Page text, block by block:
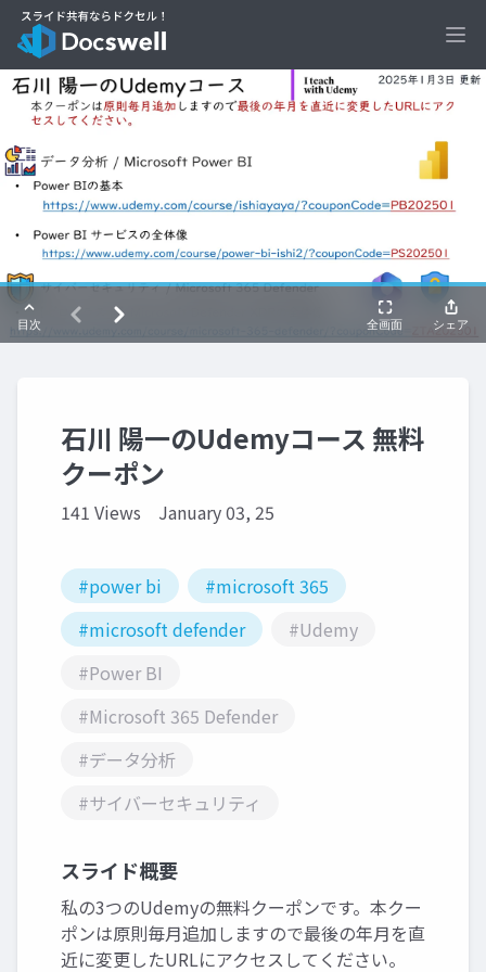
石川 陽一のUdemyコース 無料
クーポン
141 Views January 03, 25
#power bi
#microsoft 365
#microsoft defender
#Udemy
#Power BI
#Microsoft 365 Defender
#データ分析
#サイバーセキュリティ
スライド概要
私の3つのUdemyの無料クーポンです。本クー
ポンは原則毎月追加しますので最後の年月を直
近に変更したURLにアクセスしてください。